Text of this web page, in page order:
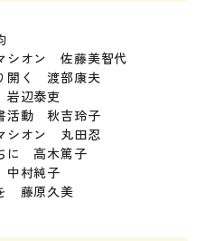
シオン 佐藤美智代
開く 渡部康夫
岩辺泰吏
活動 秋吉玲子
シオン 丸田忍
に 高木篤子
中村純子
藤原久美